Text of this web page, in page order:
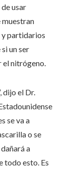
usar
y partidarios
un ser
el nitrógeno.
dijo el Dr.
se va a
o se
a
todo esto. Es